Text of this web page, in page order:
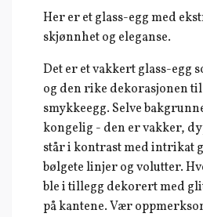
Her er et glass-egg med
skjønnhet og eleganse.
Det er et vakkert glass-egg
og den rike dekorasjonen
smykkeegg. Selve
kongelig - den er vakker,
står i kontrast med intrikat
bølgete linjer og volutter.
ble i tillegg dekorert med
på kantene. Vær